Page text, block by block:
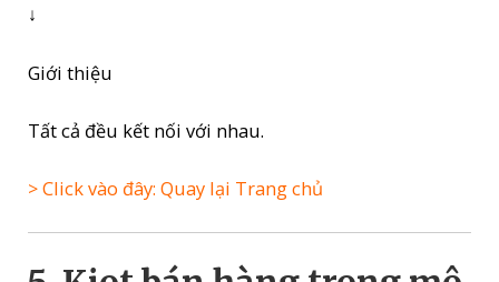
↓
Giới thiệu
Tất cả đều kết nối với nhau.
> Click vào đây: Quay lại Trang chủ